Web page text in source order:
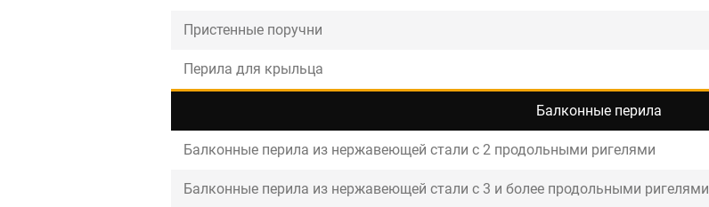
Пристенные поручни
Перила для крыльца
Балконные перила
Балконные перила из нержавеющей стали с 2 продольными ригелями
Балконные перила из нержавеющей стали с 3 и более продольными ригелями